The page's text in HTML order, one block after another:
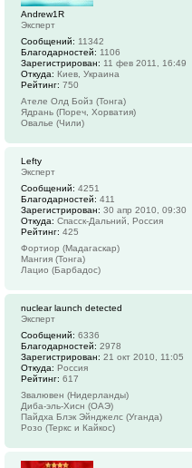
Andrew1R
Эксперт
Сообщений: 11342
Благодарностей: 1106
Зарегистрирован: 11 фев 2011, 16:49
Откуда: Киев, Украина
Рейтинг: 750
Ателе Олд Бойз (Тонга)
Ядрань (Пореч, Хорватия)
Овалье (Чили)
Lefty
Эксперт
Сообщений: 4251
Благодарностей: 411
Зарегистрирован: 30 апр 2010, 09:30
Откуда: Спасск-Дальний, Россия
Рейтинг: 425
Фортиор (Мадагаскар)
Мангия (Тонга)
Лацио (Барбадос)
nuclear launch detected
Эксперт
Сообщений: 6336
Благодарностей: 2978
Зарегистрирован: 21 окт 2010, 11:05
Откуда: Россия
Рейтинг: 617
Звалювен (Нидерланды)
Диба-эль-Хисн (ОАЭ)
Пайдха Блэк Эйнджелс (Уганда)
Розо (Теркс и Кайкос)